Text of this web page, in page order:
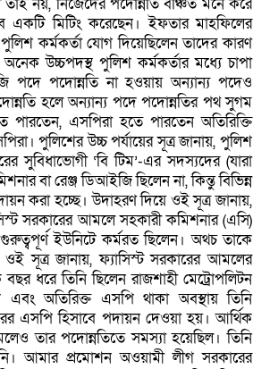
একটি মিটিং করেছেন। ইফতার মাহফিলের
কর্মকর্তা যোগ দিয়েছিলেন তাদের কারণ
উচ্চপদস্থ পুলিশ কর্মকর্তার মধ্যে চাপা
পদে পদোন্নতি না হওয়ায় অন্যান্য পদেও
হলে অন্যান্য পদে পদোন্নতির পথ সুগম
এসপিরা হতে পারতেন অতিরিক্তি
পুলিশের উচ্চ পর্যায়ের সূত্র জানায়, পুলিশ
সুবিধাভোগী ‘বি টিম’-এর সদস্যদের (যারা
বা রেঞ্জ ডিআইজি ছিলেন না, কিন্তু বিভিন্ন
করা হচ্ছে। উদাহরণ দিয়ে ওই সূত্র জানায়,
সরকারের আমলে সহকারী কমিশনার (এসি)
ইউনিটে কর্মরত ছিলেন। অথচ তাকে
সূত্র জানায়, ফ্যাসিস্ট সরকারের আমলের
ধরে তিনি ছিলেন রাজশাহী মেট্রোপলিটন
অতিরিক্ত এসপি থাকা অবস্থায় তিনি
এসপি হিসাবে পদায়ন দেওয়া হয়। আর্থিক
তার পদোন্নতিতে সমস্যা হয়েছিল। তিনি
আমার প্রমোশন অওয়ামী লীগ সরকারের